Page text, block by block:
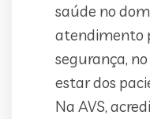
saúde no
atendimento
segurança,
estar dos
Na AVS,